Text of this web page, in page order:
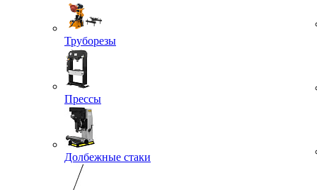
Труборезы
Прессы
Долбежные стаки